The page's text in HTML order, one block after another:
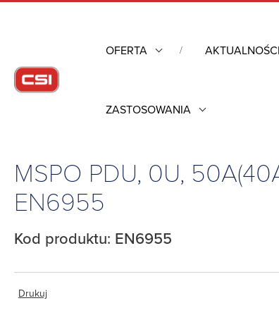
OFERTA AKTUALNOŚCI
ZASTOSOWANIA
Obudowy przemysłowe
MSPO PDU, 0U,
EN6955
Kod produktu: EN6955
Drukuj